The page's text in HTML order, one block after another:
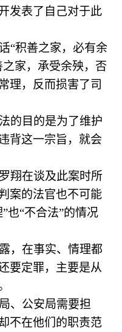
发表了自己对于此
“积善之家，必有余
家，承受余殃，否
理，反而损害了司
的目的是为了维护
背这一宗旨，就会
翔在谈及此案时所
案的法官也不可能
也“不合法”的情况
，在事实、情理都
要定罪，主要是从
、公安局需要担
不在他们的职责范